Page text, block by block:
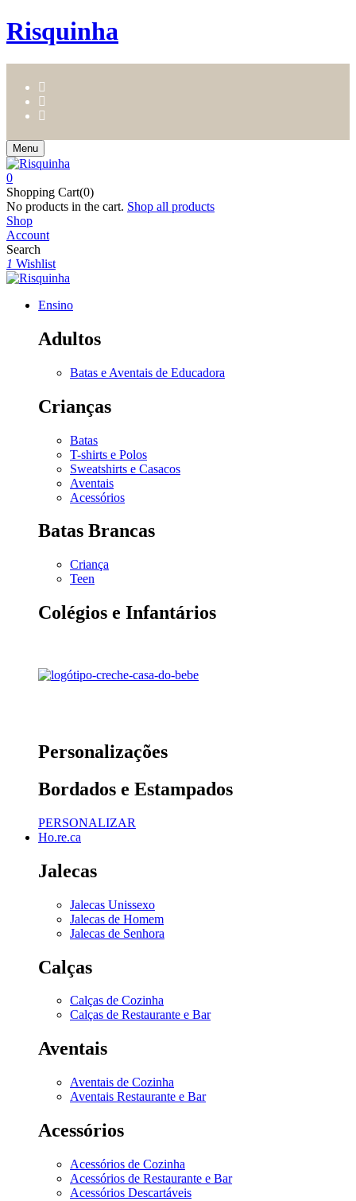
Risquinha
Menu
0
Shopping Cart(0)
No products in the cart. Shop all products
Shop
Account
Search
1 Wishlist
Ensino
Adultos
Batas e Aventais de Educadora
Crianças
Batas
T-shirts e Polos
Sweatshirts e Casacos
Aventais
Acessórios
Batas Brancas
Criança
Teen
Colégios e Infantários
Personalizações
Bordados e Estampados
PERSONALIZAR
Ho.re.ca
Jalecas
Jalecas Unissexo
Jalecas de Homem
Jalecas de Senhora
Calças
Calças de Cozinha
Calças de Restaurante e Bar
Aventais
Aventais de Cozinha
Aventais Restaurante e Bar
Acessórios
Acessórios de Cozinha
Acessórios de Restaurante e Bar
Acessórios Descartáveis